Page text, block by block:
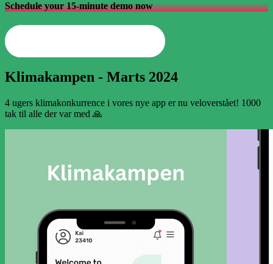
Schedule your 15-minute demo now
Klimakampen - Marts 2024
4 ugers klimakonkurrence i vores nye app er nu veloverstået! 1000
tak til alle der var med 🙏